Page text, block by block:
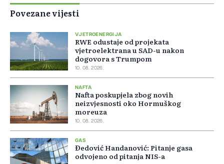
Povezane vijesti
VJETROENERGIJA
RWE odustaje od projekata
vjetroelektrana u SAD-u nakon
dogovora s Trumpom
10. 08. 2026.
NAFTA
Nafta poskupjela zbog novih
neizvjesnosti oko Hormuškog
moreuza
10. 08. 2026.
GAS
Đedović Handanović: Pitanje gasa
odvojeno od pitanja NIS-a